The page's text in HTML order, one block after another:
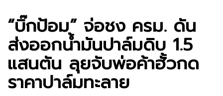
“บิ๊กป้อม” จ่อชง ครม. ดัน
ส่งออกน้ำมันปาล์มดิบ 1.5
แสนตัน ลุยจับพ่อค้าฮั้วกด
ราคาปาล์มทะลาย